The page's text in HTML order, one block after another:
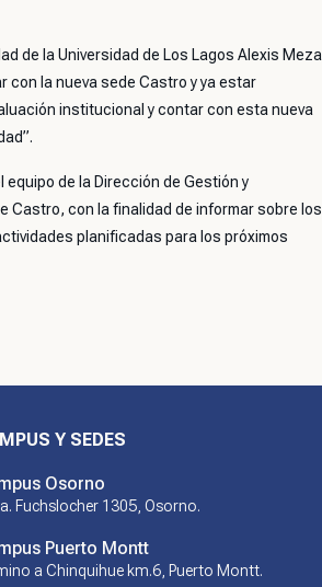
de la Universidad de Los Lagos Alexis Meza
con la nueva sede Castro y ya estar
institucional y contar con esta nueva
de la Dirección de Gestión y
Castro, con la finalidad de informar sobre los
planificadas para los próximos
Y SEDES
Osorno
Fuchslocher 1305, Osorno.
Puerto Montt
a Chinquihue km.6, Puerto Montt.